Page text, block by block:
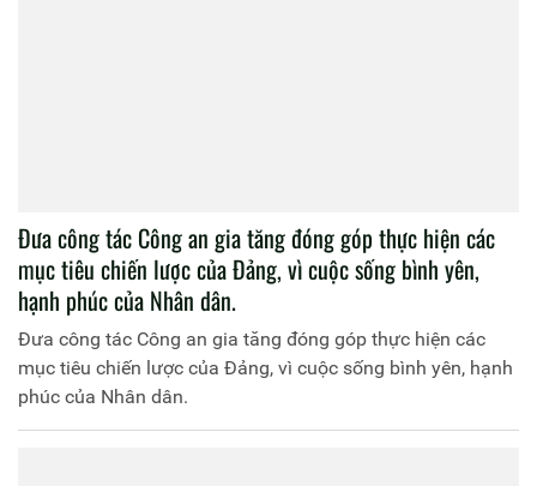
Đưa công tác Công an gia tăng đóng góp thực hiện các
mục tiêu chiến lược của Đảng, vì cuộc sống bình yên,
hạnh phúc của Nhân dân.
Đưa công tác Công an gia tăng đóng góp thực hiện các
mục tiêu chiến lược của Đảng, vì cuộc sống bình yên, hạnh
phúc của Nhân dân.